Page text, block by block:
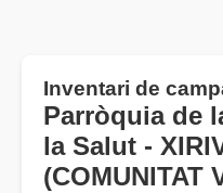
Inventari de
Parròquia de
la Salut -
(COMUNITAT